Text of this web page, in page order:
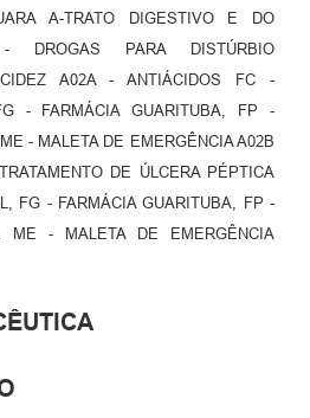
A-TRATO DIGESTIVO E DO
DROGAS PARA DISTÚRBIO
A02A - ANTIÁCIDOS FC -
- FARMÁCIA GUARITUBA, FP -
- MALETA DE EMERGÊNCIA A02B
DE ÚLCERA PÉPTICA
FG - FARMÁCIA GUARITUBA, FP -
ME - MALETA DE EMERGÊNCIA